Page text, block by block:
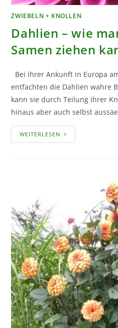
ZWIEBELN + KNOLLEN
Dahlien – wie
Samen ziehen
Bei ihrer Ankunft in Europa
entfachten die Dahlien wahre
kann sie durch Teilung ihrer
hinaus aber auch selbst
WEITERLESEN DAHLIEN
–